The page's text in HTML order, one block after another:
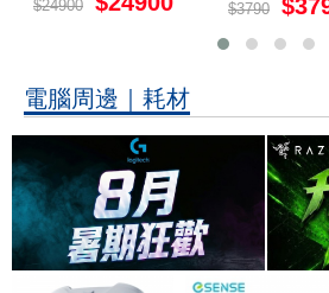
$24900
主機板$3790
電腦周邊｜耗材